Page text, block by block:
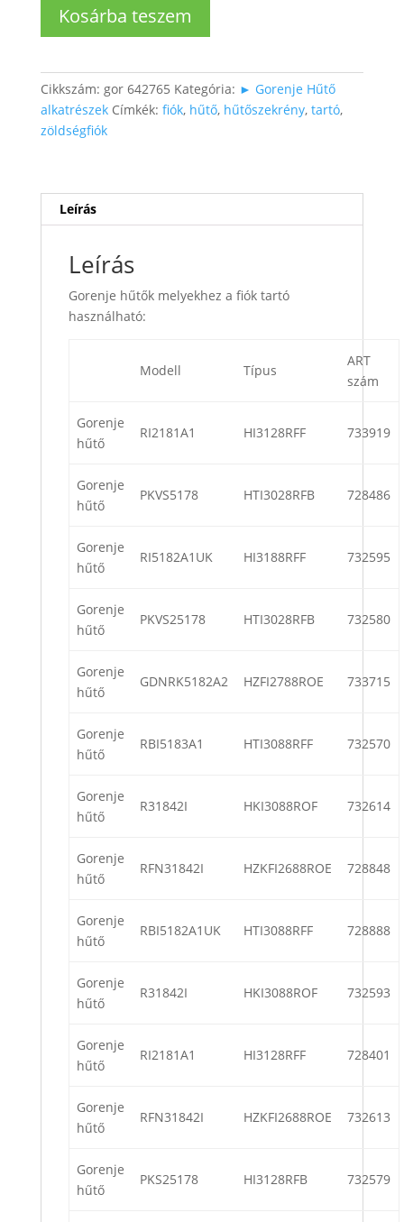
Kosárba teszem
Cikkszám: gor 642765 Kategória: ► Gorenje Hűtő
alkatrészek Címkék: fiók, hűtő, hűtőszekrény, tartó,
zöldségfiók
Leírás
Leírás
Gorenje hűtők melyekhez a fiók tartó
használható:
Modell Típus
ART
szám
Gorenje
hűtő
RI2181A1 HI3128RFF 733919
Gorenje
hűtő
PKVS5178 HTI3028RFB 728486
Gorenje
hűtő
RI5182A1UK HI3188RFF 732595
Gorenje
hűtő
PKVS25178 HTI3028RFB 732580
Gorenje
hűtő
GDNRK5182A2 HZFI2788ROE 733715
Gorenje
hűtő
RBI5183A1 HTI3088RFF 732570
Gorenje
hűtő
R31842I HKI3088ROF 732614
Gorenje
hűtő
RFN31842I HZKFI2688ROE 728848
Gorenje
hűtő
RBI5182A1UK HTI3088RFF 728888
Gorenje
hűtő
R31842I HKI3088ROF 732593
Gorenje
hűtő
RI2181A1 HI3128RFF 728401
Gorenje
hűtő
RFN31842I HZKFI2688ROE 732613
Gorenje
hűtő
PKS25178 HI3128RFB 732579